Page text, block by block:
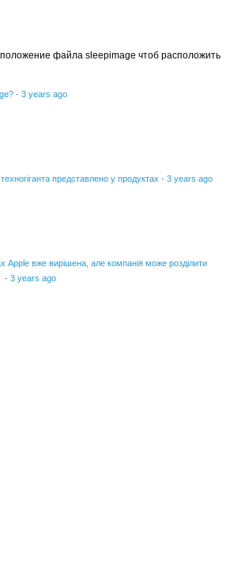
файла sleepimage чтоб расположить
· 3 years ago
представлено у продуктах · 3 years ago
Apple вже вирішена, але компанія може розділити
· 3 years ago